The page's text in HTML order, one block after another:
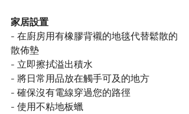
家居設置
- 在廚房用有橡膠背襯的地毯代替鬆散的
散佈墊
- 立即擦拭溢出積水
- 將日常用品放在觸手可及的地方
- 確保沒有電線穿過您的路徑
- 使用不粘地板蠟